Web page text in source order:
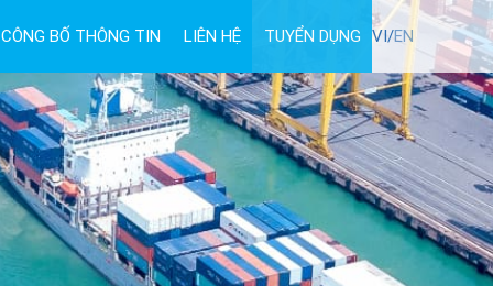
CÔNG BỐ THÔNG TIN LIÊN HỆ TUYỂN DỤNG VI/EN